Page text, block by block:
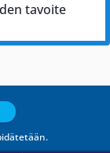
tavoite